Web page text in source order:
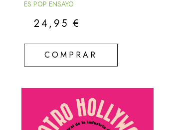
ES POP ENSAYO
24,95€
COMPRAR